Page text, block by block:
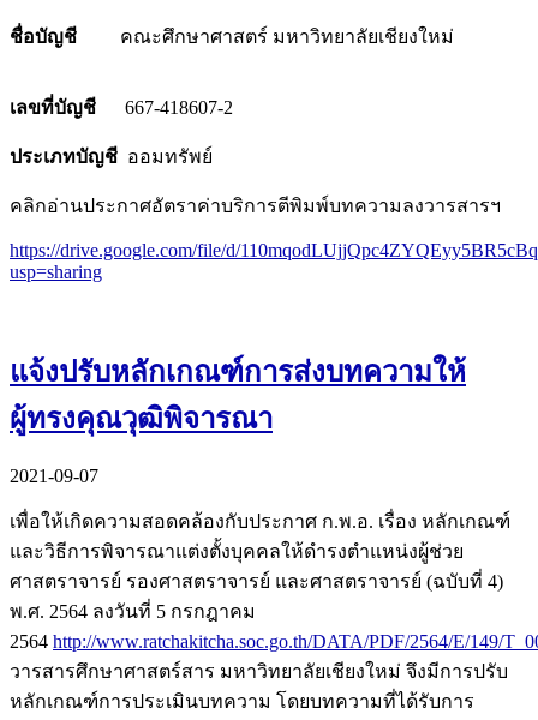
ชื่อบัญชี คณะศึกษาศาสตร์ มหาวิทยาลัยเชียงใหม่
เลขที่บัญชี 667-418607-2
ประเภทบัญชี ออมทรัพย์
คลิกอ่านประกาศอัตราค่าบริการตีพิมพ์บทความลงวารสารฯ
https://drive.google.com/file/d/
usp=sharing
แจ้งปรับหลักเกณฑ์การส่งบทความให้
ผู้ทรงคุณวุฒิพิจารณา
2021-09-07
เพื่อให้เกิดความสอดคล้องกับประกาศ ก.พ.อ. เรื่อง หลักเกณฑ์
และวิธีการพิจารณาแต่งตั้งบุคคลให้ดำรงตำแหน่งผู้ช่วย
ศาสตราจารย์ รองศาสตราจารย์ และศาสตราจารย์ (ฉบับที่ 4)
พ.ศ. 2564 ลงวันที่ 5 กรกฎาคม
2564 http://www.ratchakitcha.soc.go.th/DATA/PDF/2564/E/149/
วารสารศึกษาศาสตร์สาร มหาวิทยาลัยเชียงใหม่ จึงมีการปรับ
หลักเกณฑ์การประเมินบทความ โดยบทความที่ได้รับการ